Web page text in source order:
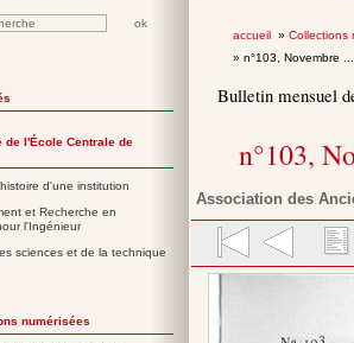
accueil» Collections
» n°103, Novembre
Bulletin mensuel
n°103,
Association des
de l'École Centrale de
d'une institution
et Recherche en
l'Ingénieur
sciences et de la technique
numérisées